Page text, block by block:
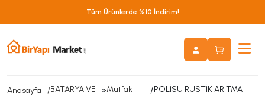
Tüm Ürünlerde %10 İndirim!
Anasayfa
BATARYA VE
»Mutfak
/POLİSU RUSTİK ARITMA